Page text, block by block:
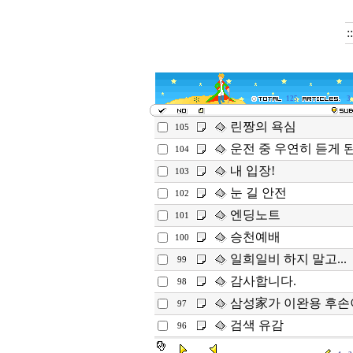
125 3
105 린짱의 욕심
104 운전 중 우연히 듣게
103 내 입장!
102 눈 길 안전
101 엔딩노트
100 승천예배
99 일희일비 하지 말고...
98 감사합니다.
97 삼성家가 이완용 후손
96 검색 유감